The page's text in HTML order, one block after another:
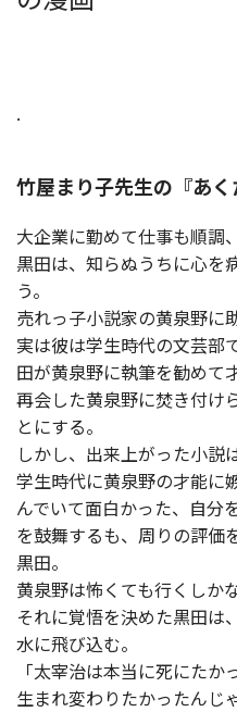
.
竹屋まり子先生の『あく
大企業に勤めて仕事も順調
黒田は、知らぬうちに心を
う。
売れっ子小説家の黄泉野に
実は彼は学生時代の文芸部
田が黄泉野に執筆を勧めて
再会した黄泉野に焚き付け
とにする。
しかし、出来上がった小説
学生時代に黄泉野の才能に
んでいて面白かった、自分
を鼓舞するも、周りの評価
黒田。
黄泉野は怖くても行くしか
それに覚悟を決めた黒田は
水に飛び込む。
「太宰治は本当に死にたか
生まれ変わりたかったんじ